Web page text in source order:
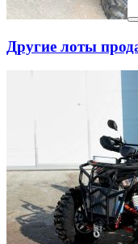
Другие лоты